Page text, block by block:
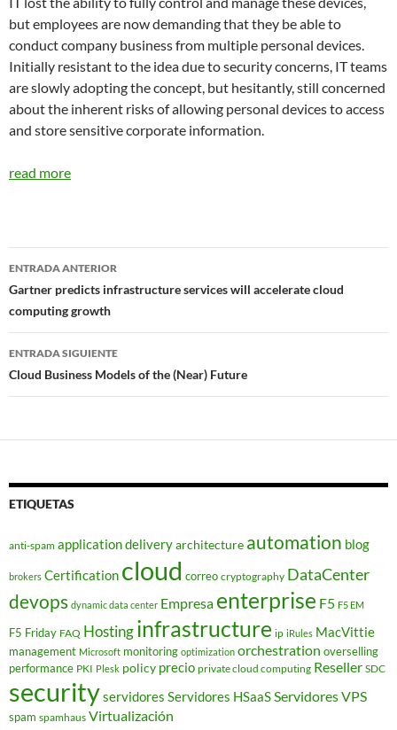
but employees are now demanding that they be able to
conduct company business from multiple personal devices.
Initially resistant to the idea due to security concerns, IT teams
are slowly adopting the concept, but hesitantly, still concerned
about the inherent risks of allowing personal devices to access
and store sensitive corporate information.
read more
Navegador
de
entradas
ENTRADA ANTERIOR
Gartner predicts infrastructure services will accelerate cloud
computing growth
ENTRADA SIGUIENTE
Cloud Business Models of the (Near) Future
ETIQUETAS
anti-spam application deliveryarchitecture automation blog
brokers Certification cloud correo cryptography DataCenter
devops dynamic data center Empresa enterprise F5 F5 EM
F5 Friday FAQ Hostinginfrastructure ip iRules MacVittie
management Microsoft monitoring optimization orchestration overselling
performance PKI Plesk policy precio private cloud computing Reseller SDC
securityservidores Servidores HSaaSServidores VPS
spam spamhaus Virtualización